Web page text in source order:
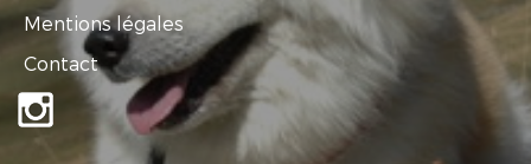
Mentions légales
Contact